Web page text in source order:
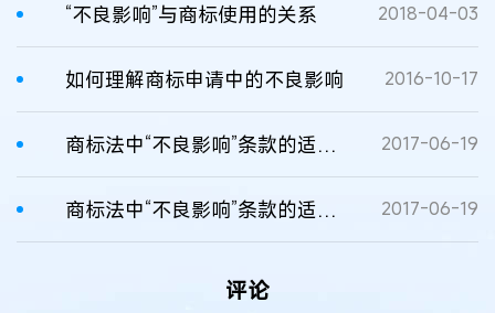
“不良影响”与商标使用的关系 2018-04-03
如何理解商标申请中的不良影响 2016-10-17
商标法中“不良影响”条款的适用规则 2017-06-19
商标法中“不良影响”条款的适用规则 2017-06-19
评论